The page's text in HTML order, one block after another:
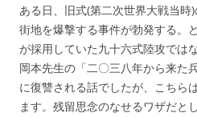
ある日、旧式(第二次世界大戦当
街地を爆撃する事件が勃発する。
が採用していた九十六式陸攻では
岡本先生の「二〇三八年から来た
に復讐される話でしたが、こちら
ます。残留思念のなせるワザだと